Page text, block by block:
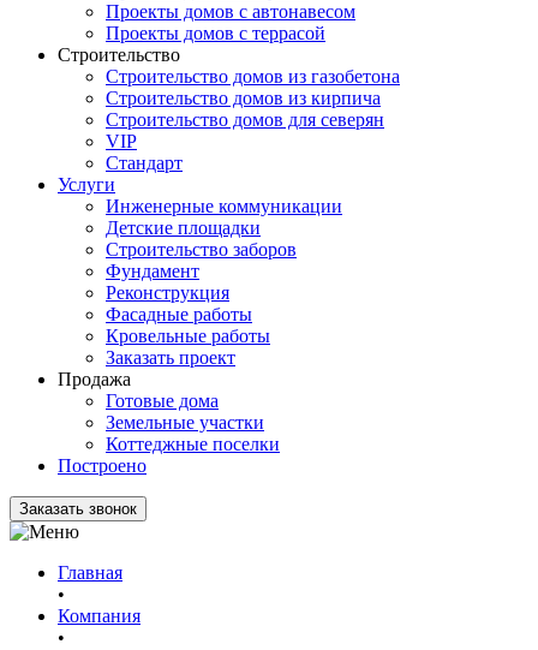
Проекты домов с автонавесом
Проекты домов с террасой
Строительство
Строительство домов из газобетона
Строительство домов из кирпича
Строительство домов для северян
VIP
Стандарт
Услуги
Инженерные коммуникации
Детские площадки
Строительство заборов
Фундамент
Реконструкция
Фасадные работы
Кровельные работы
Заказать проект
Продажа
Готовые дома
Земельные участки
Коттеджные поселки
Построено
Заказать звонок
Главная
•
Компания
•